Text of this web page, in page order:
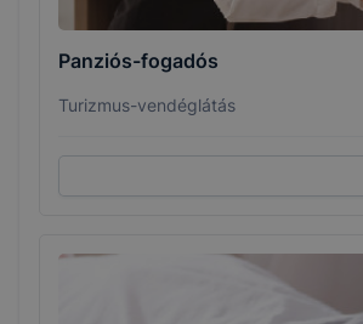
Panziós-fogadós
Turizmus-vendéglátás